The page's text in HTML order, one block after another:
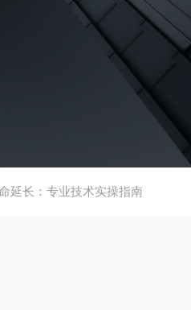
延长：专业技术实操指南